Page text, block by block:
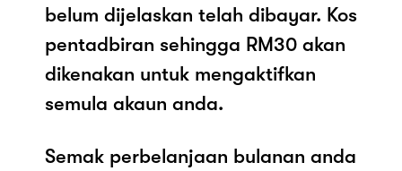
belum dijelaskan telah dibayar. Kos
pentadbiran sehingga RM30 akan
dikenakan untuk mengaktifkan
semula akaun anda.
Semak perbelanjaan bulanan anda